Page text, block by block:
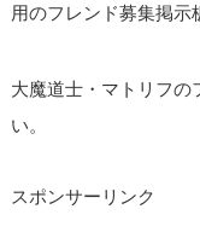
用のフレンド募集掲示
大魔道士・マトリフの
い。
スポンサーリンク